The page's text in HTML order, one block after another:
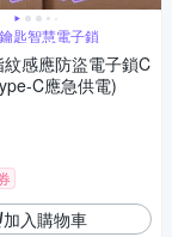
匙智慧電子鎖
紋感應防盜電子鎖C
C應急供電)
加入購物車